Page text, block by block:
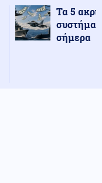
Τα 5
σήμερα